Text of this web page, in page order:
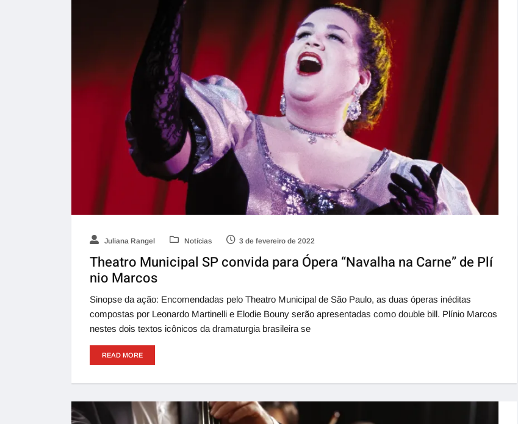
Juliana Rangel Notícias 3 de fevereiro de 2022
Theatro Municipal SP convida para Ópera “Navalha na Carne” de Plí
nio Marcos
Sinopse da ação: Encomendadas pelo Theatro Municipal de São Paulo, as duas óperas inéditas
compostas por Leonardo Martinelli e Elodie Bouny serão apresentadas como double bill. Plínio Marcos
nestes dois textos icônicos da dramaturgia brasileira se
READ MORE